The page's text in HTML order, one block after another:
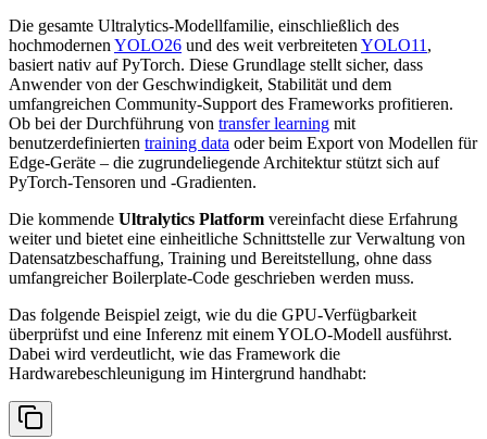
Die gesamte Ultralytics-Modellfamilie, einschließlich des
hochmodernen YOLO26 und des weit verbreiteten YOLO11 ,
basiert nativ auf PyTorch. Diese Grundlage stellt sicher, dass
Anwender von der Geschwindigkeit, Stabilität und dem
umfangreichen Community-Support des Frameworks profitieren.
Ob bei der Durchführung von transfer learning mit
benutzerdefinierten training data oder beim Export von Modellen für
Edge-Geräte – die zugrundeliegende Architektur stützt sich auf
PyTorch-Tensoren und -Gradienten.
Die kommende Ultralytics Platform vereinfacht diese Erfahrung
weiter und bietet eine einheitliche Schnittstelle zur Verwaltung von
Datensatzbeschaffung, Training und Bereitstellung, ohne dass
umfangreicher Boilerplate-Code geschrieben werden muss.
Das folgende Beispiel zeigt, wie du die GPU-Verfügbarkeit
überprüfst und eine Inferenz mit einem YOLO-Modell ausführst.
Dabei wird verdeutlicht, wie das Framework die
Hardwarebeschleunigung im Hintergrund handhabt: